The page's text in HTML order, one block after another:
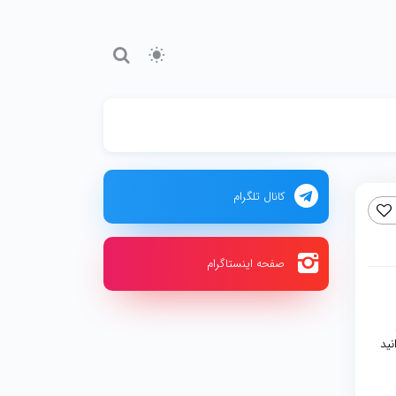
کانال تلگرام
صفحه اینستاگرام